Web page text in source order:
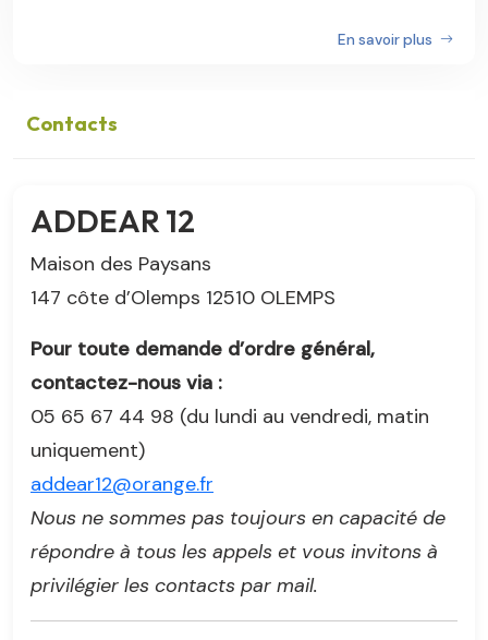
En savoir plus
Contacts
ADDEAR 12
Maison des Paysans
147 côte d’Olemps 12510 OLEMPS
Pour toute demande d’ordre général,
contactez-nous via :
05 65 67 44 98 (du lundi au vendredi, matin
uniquement)
addear12@orange.fr
Nous ne sommes pas toujours en capacité de
répondre à tous les appels et vous invitons à
privilégier les contacts par mail.